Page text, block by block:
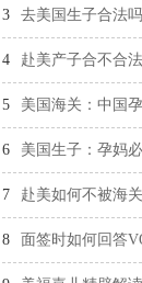
去美国生子合法
赴美产子合不合
美国海关：中国孕妈
美国生子：孕妈必须掌
赴美如何不被海关
面签时如何回答